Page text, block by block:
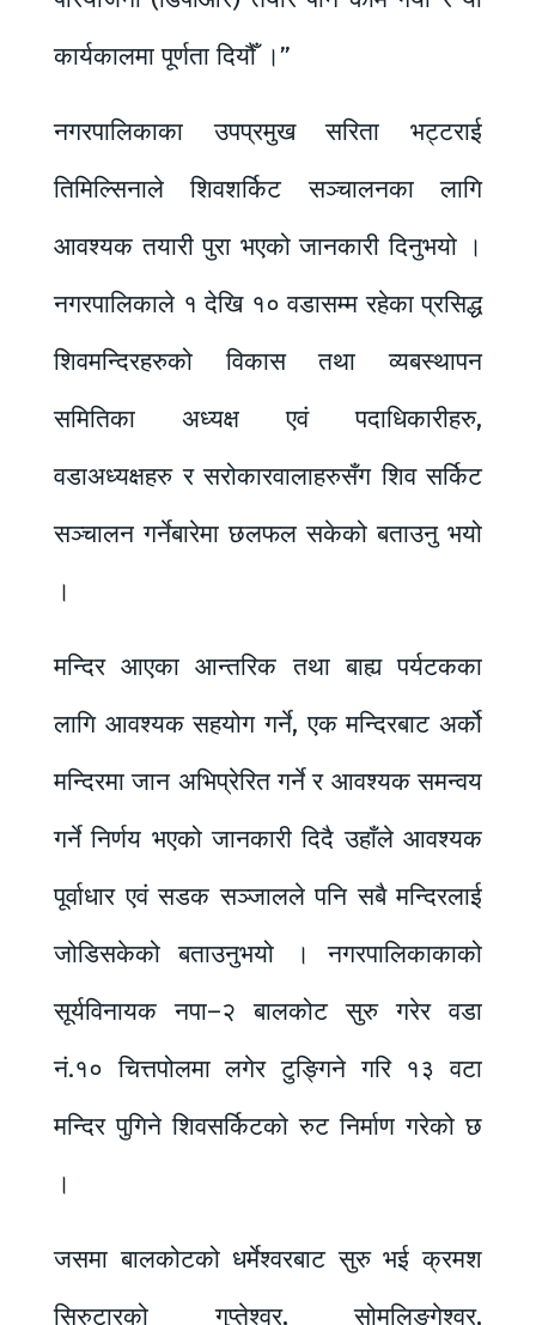
कार्यकालमा पूर्णता दियौँ ।”
नगरपालिकाका उपप्रमुख सरिता भट्टराई
तिमिल्सिनाले शिवशर्किट सञ्चालनका लागि
आवश्यक तयारी पुरा भएको जानकारी दिनुभयो ।
नगरपालिकाले १ देखि १० वडासम्म रहेका प्रसिद्ध
शिवमन्दिरहरुको विकास तथा व्यबस्थापन
समितिका अध्यक्ष एवं पदाधिकारीहरु,
वडाअध्यक्षहरु र सरोकारवालाहरुसँग शिव सर्किट
सञ्चालन गर्नेबारेमा छलफल सकेको बताउनु भयो
।
मन्दिर आएका आन्तरिक तथा बाह्य पर्यटकका
लागि आवश्यक सहयोग गर्ने, एक मन्दिरबाट अर्को
मन्दिरमा जान अभिप्रेरित गर्ने र आवश्यक समन्वय
गर्ने निर्णय भएको जानकारी दिदै उहाँले आवश्यक
पूर्वाधार एवं सडक सञ्जालले पनि सबै मन्दिरलाई
जोडिसकेको बताउनुभयो । नगरपालिकाकाको
सूर्यविनायक नपा–२ बालकोट सुरु गरेर वडा
नं.१० चित्तपोलमा लगेर टुङ्गिने गरि १३ वटा
मन्दिर पुगिने शिवसर्किटको रुट निर्माण गरेको छ
।
जसमा बालकोटको धर्मेश्वरबाट सुरु भई क्रमश
सिरुटारको गुप्तेश्वर, सोमलिङ्गेश्वर,